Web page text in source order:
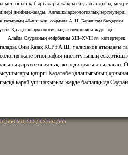
мен оның қабырғалары жақсы сақталғандығы,
жөніндежазады. Алғашқыархеологиялық зерттеулерді
ғасырдың 40-шы жж. соңында А. Н. Бернштам басқарған
Қазақстан археологиялық экспедициясы жүргізді.
Алайда Сауранның өмірбаяны XIII–XVIII ғғ. көп ертерек
Оны Қазақ КСР ҒА Ш. Уәлиханов атындағы
және этнография институтының
археологиялық экспедициясы анықтаған.
қазіргі Қаратөбе қалашығының
қарай үш шақырым жерде бастапқыда
,560,561,562,563,564,565